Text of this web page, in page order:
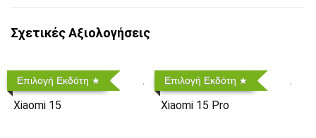
Σχετικές Αξιολογήσεις
Επιλογή Εκδότη
Xiaomi 15
Επιλογή Εκδότη
Xiaomi 15 Pro